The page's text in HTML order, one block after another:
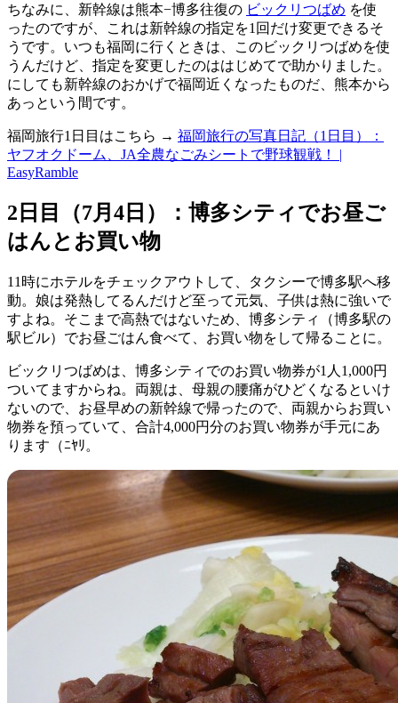
ちなみに、新幹線は熊本−博多往復の ビックリつばめ を使
ったのですが、これは新幹線の指定を1回だけ変更できるそ
うです。いつも福岡に行くときは、このビックリつばめを使
うんだけど、指定を変更したのははじめてで助かりました。
にしても新幹線のおかげで福岡近くなったものだ、熊本から
あっという間です。
福岡旅行1日目はこちら → 福岡旅行の写真日記（1日目）：
ヤフオクドーム、JA全農なごみシートで野球観戦！ |
EasyRamble
2日目（7月4日）：博多シティでお昼ご
はんとお買い物
11時にホテルをチェックアウトして、タクシーで博多駅へ移
動。娘は発熱してるんだけど至って元気、子供は熱に強いで
すよね。そこまで高熱ではないため、博多シティ（博多駅の
駅ビル）でお昼ごはん食べて、お買い物をして帰ることに。
ビックリつばめは、博多シティでのお買い物券が1人1,000円
ついてますからね。両親は、母親の腰痛がひどくなるといけ
ないので、お昼早めの新幹線で帰ったので、両親からお買い
物券を預っていて、合計4,000円分のお買い物券が手元にあ
ります（ﾆﾔﾘ。